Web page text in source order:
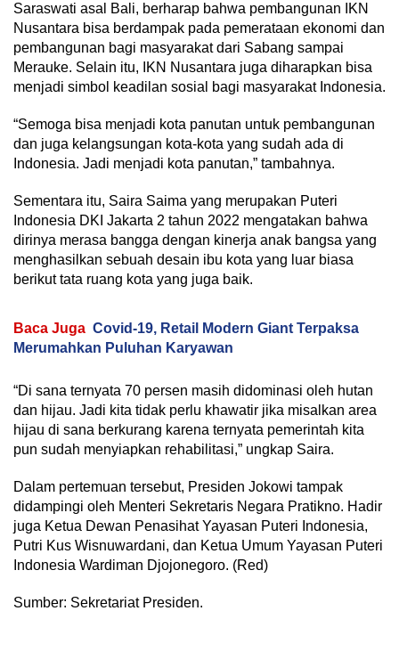
Saraswati asal Bali, berharap bahwa pembangunan IKN
Nusantara bisa berdampak pada pemerataan ekonomi dan
pembangunan bagi masyarakat dari Sabang sampai
Merauke. Selain itu, IKN Nusantara juga diharapkan bisa
menjadi simbol keadilan sosial bagi masyarakat Indonesia.
“Semoga bisa menjadi kota panutan untuk pembangunan
dan juga kelangsungan kota-kota yang sudah ada di
Indonesia. Jadi menjadi kota panutan,” tambahnya.
Sementara itu, Saira Saima yang merupakan Puteri
Indonesia DKI Jakarta 2 tahun 2022 mengatakan bahwa
dirinya merasa bangga dengan kinerja anak bangsa yang
menghasilkan sebuah desain ibu kota yang luar biasa
berikut tata ruang kota yang juga baik.
Baca Juga Covid-19, Retail Modern Giant Terpaksa
Merumahkan Puluhan Karyawan
“Di sana ternyata 70 persen masih didominasi oleh hutan
dan hijau. Jadi kita tidak perlu khawatir jika misalkan area
hijau di sana berkurang karena ternyata pemerintah kita
pun sudah menyiapkan rehabilitasi,” ungkap Saira.
Dalam pertemuan tersebut, Presiden Jokowi tampak
didampingi oleh Menteri Sekretaris Negara Pratikno. Hadir
juga Ketua Dewan Penasihat Yayasan Puteri Indonesia,
Putri Kus Wisnuwardani, dan Ketua Umum Yayasan Puteri
Indonesia Wardiman Djojonegoro. (Red)
Sumber: Sekretariat Presiden.